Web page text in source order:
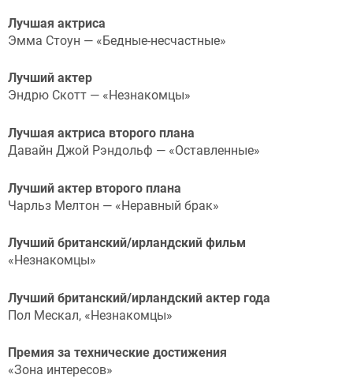
Лучшая актриса
Эмма Стоун — «Бедные-несчастные»
Лучший актер
Эндрю Скотт — «Незнакомцы»
Лучшая актриса второго плана
Давайн Джой Рэндольф — «Оставленные»
Лучший актер второго плана
Чарльз Мелтон — «Неравный брак»
Лучший британский/ирландский фильм
«Незнакомцы»
Лучший британский/ирландский актер года
Пол Мескал, «Незнакомцы»
Премия за технические достижения
«Зона интересов»